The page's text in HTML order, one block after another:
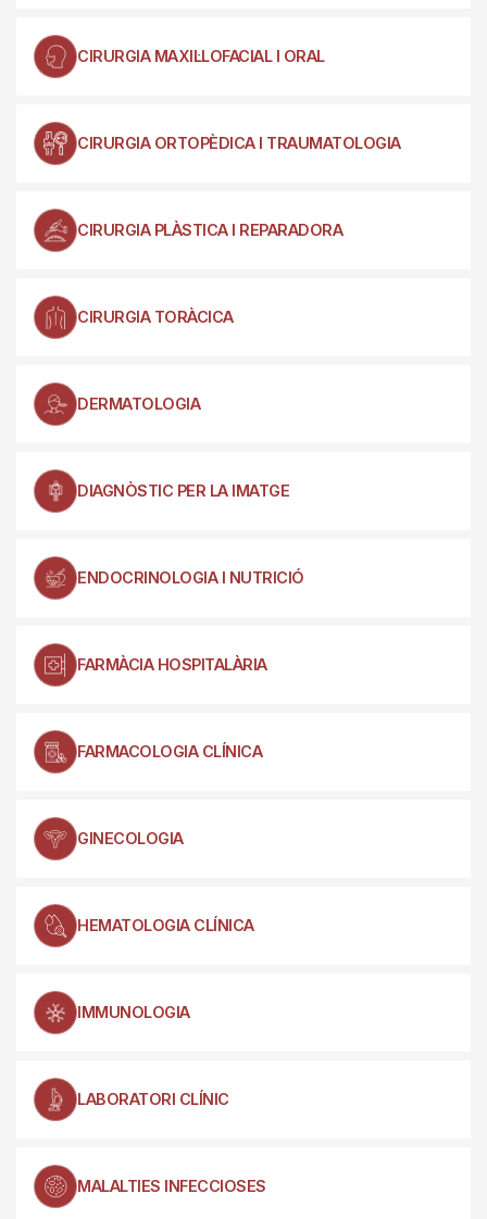
CIRURGIA MAXIL·LOFACIAL I ORAL
CIRURGIA ORTOPÈDICA I TRAUMATOLOGIA
CIRURGIA PLÀSTICA I REPARADORA
CIRURGIA TORÀCICA
DERMATOLOGIA
DIAGNÒSTIC PER LA IMATGE
ENDOCRINOLOGIA I NUTRICIÓ
FARMÀCIA HOSPITALÀRIA
FARMACOLOGIA CLÍNICA
GINECOLOGIA
HEMATOLOGIA CLÍNICA
IMMUNOLOGIA
LABORATORI CLÍNIC
MALALTIES INFECCIOSES